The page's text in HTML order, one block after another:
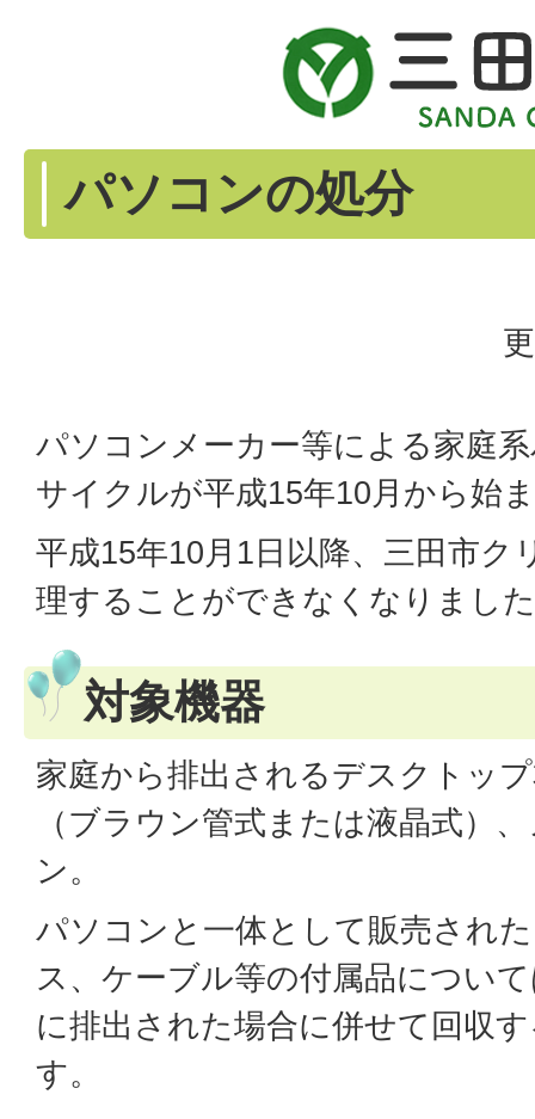
パソコンの処分
パソコンメーカー等による家庭
サイクルが平成15年10月から始
平成15年10月1日以降、三田市ク
理することができなくなりまし
対象機器
家庭から排出されるデスクトッ
（ブラウン管式または液晶式）
ン。
パソコンと一体として販売され
ス、ケーブル等の付属品につい
に排出された場合に併せて回収
す。